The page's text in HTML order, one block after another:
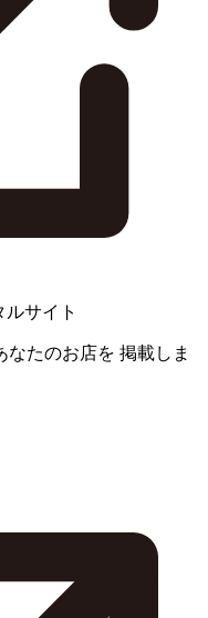
サイト
なたのお店を 掲載しま